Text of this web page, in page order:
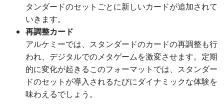
タンダードのセットごとに新しいカードが追加されて
いきます。
再調整カード
アルケミーでは、スタンダードのカードの再調整も行
われ、デジタルでのメタゲームを激変させます。定期
的に変化が起きるこのフォーマットでは、スタンダー
ドのセットが導入されるたびにダイナミックな体験を
味わえるでしょう。